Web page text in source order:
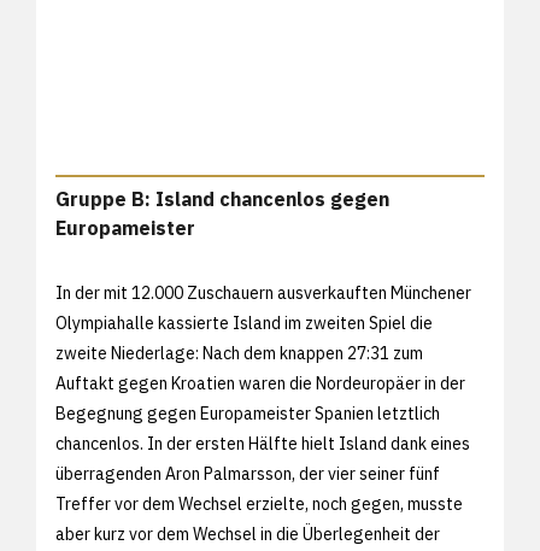
Gruppe B: Island chancenlos gegen
Europameister
In der mit 12.000 Zuschauern ausverkauften Münchener
Olympiahalle kassierte Island im zweiten Spiel die
zweite Niederlage: Nach dem knappen 27:31 zum
Auftakt gegen Kroatien waren die Nordeuropäer in der
Begegnung gegen Europameister Spanien letztlich
chancenlos. In der ersten Hälfte hielt Island dank eines
überragenden Aron Palmarsson, der vier seiner fünf
Treffer vor dem Wechsel erzielte, noch gegen, musste
aber kurz vor dem Wechsel in die Überlegenheit der